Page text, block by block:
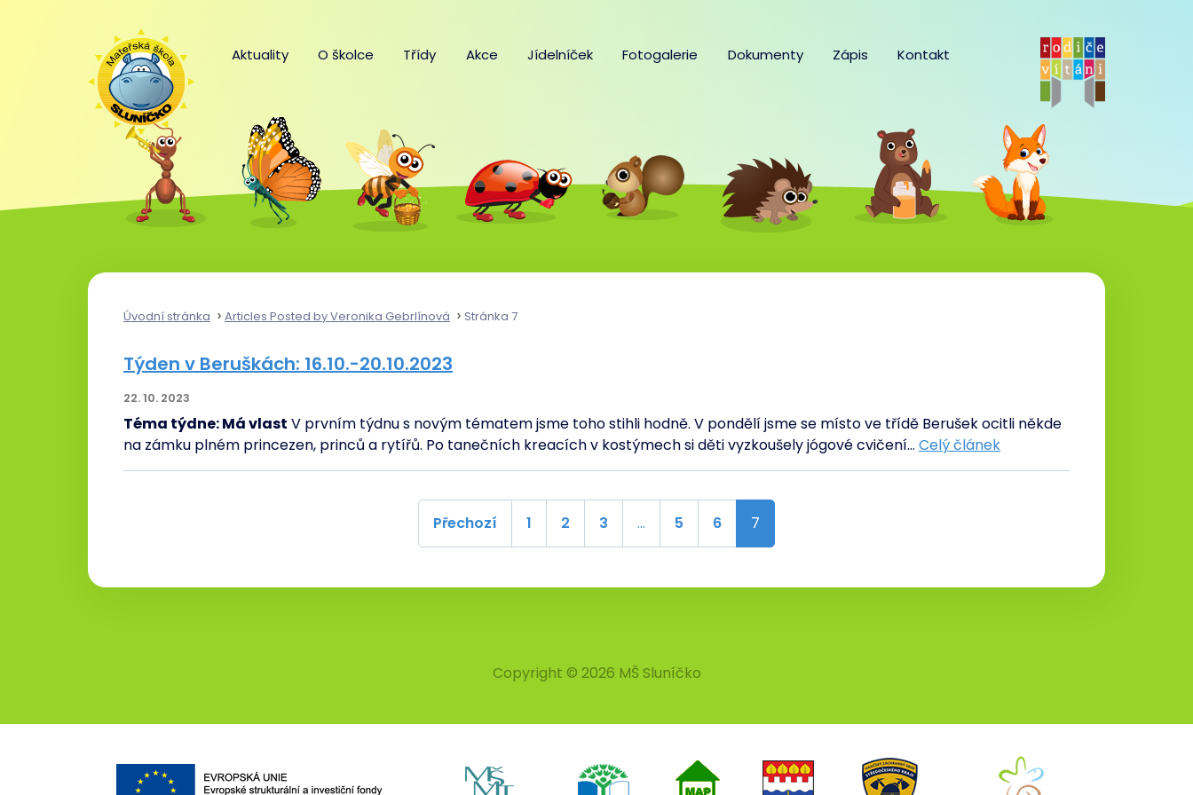
Aktuality O školce Třídy Akce Jídelníček Fotogalerie Dokumenty Zápis Kontakt
Úvodní stránka Articles Posted by Veronika Gebrlínová Stránka 7
Týden v Beruškách: 16.10.-20.10.2023
22. 10. 2023
Téma týdne: Má vlast V prvním týdnu s novým tématem jsme toho stihli hodně. V pondělí jsme se místo ve třídě Berušek ocitli někde
na zámku plném princezen, princů a rytířů. Po tanečních kreacích v kostýmech si děti vyzkoušely jógové cvičení… Celý článek
Přechozí 1 2 3 … 5 6 7
Copyright © 2026 MŠ Sluníčko